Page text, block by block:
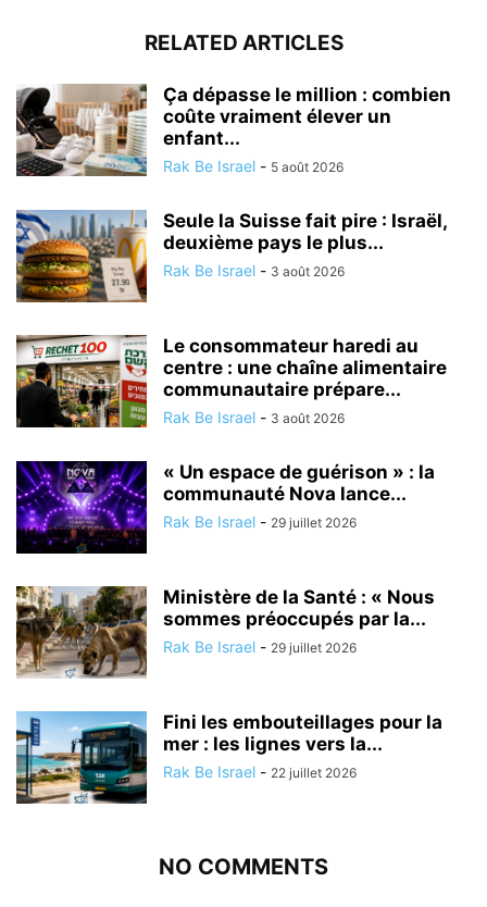
RELATED ARTICLES
Ça dépasse le million : combien
coûte vraiment élever un
enfant...
Rak Be Israel - 5 août 2026
Seule la Suisse fait pire : Israël,
deuxième pays le plus...
Rak Be Israel - 3 août 2026
Le consommateur haredi au
centre : une chaîne alimentaire
communautaire prépare...
Rak Be Israel - 3 août 2026
« Un espace de guérison » : la
communauté Nova lance...
Rak Be Israel - 29 juillet 2026
Ministère de la Santé : « Nous
sommes préoccupés par la...
Rak Be Israel - 29 juillet 2026
Fini les embouteillages pour la
mer : les lignes vers la...
Rak Be Israel - 22 juillet 2026
NO COMMENTS